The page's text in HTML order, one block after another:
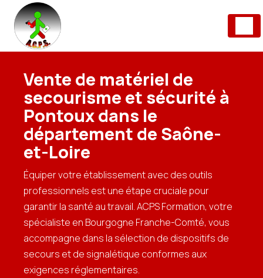
Vente de matériel de
secourisme et sécurité à
Pontoux dans le
département de Saône-
et-Loire
Équiper votre établissement avec des outils
professionnels est une étape cruciale pour
garantir la santé au travail. ACPS Formation, votre
spécialiste en Bourgogne Franche-Comté, vous
accompagne dans la sélection de dispositifs de
secours et de signalétique conformes aux
exigences réglementaires.
Panneau de gestion des cookies